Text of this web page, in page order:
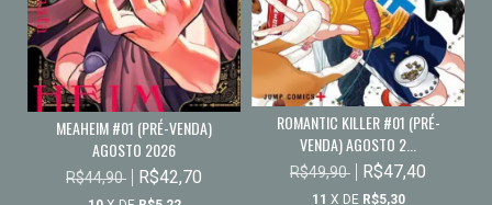
MEAHEIM #01 (PRÉ-VENDA)
AGOSTO 2026
R$44,90 R$42,70
ROMANTIC KILLER #01 (PRÉ-
VENDA) AGOSTO 2...
R$49,90 R$47,40
11 X DE R$5,30